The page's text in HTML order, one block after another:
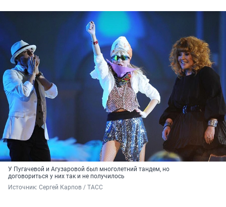
У Пугачевой и Агузаровой был многолетний тандем, но
договориться у них так и не получилось
Источник: Сергей Карпов / ТАСС